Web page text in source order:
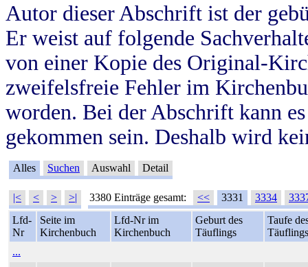
Autor dieser Abschrift ist der
Er weist auf folgende
von einer Kopie des Original-
zweifelsfreie Fehler im
worden. Bei der Abschrift kann
gekommen sein. Deshalb wird
Alles Suchen Auswahl Detail
|< < > >| 3380 Einträge gesamt: << 3331 3334
Lfd-
Nr
Seite im
Kirchenbuch
Lfd-Nr im
Kirchenbuch
Geburt des
Täuflings
Taufe
Täuflings
...